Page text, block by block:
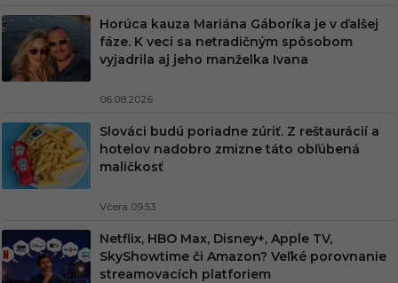
Horúca kauza Mariána Gáboríka je v ďalšej
fáze. K veci sa netradičným spôsobom
vyjadrila aj jeho manželka Ivana
06.08.2026
Slováci budú poriadne zúriť. Z reštaurácií a
hotelov nadobro zmizne táto obľúbená
maličkosť
Včera 09:53
Netflix, HBO Max, Disney+, Apple TV,
SkyShowtime či Amazon? Veľké porovnanie
streamovacích platforiem